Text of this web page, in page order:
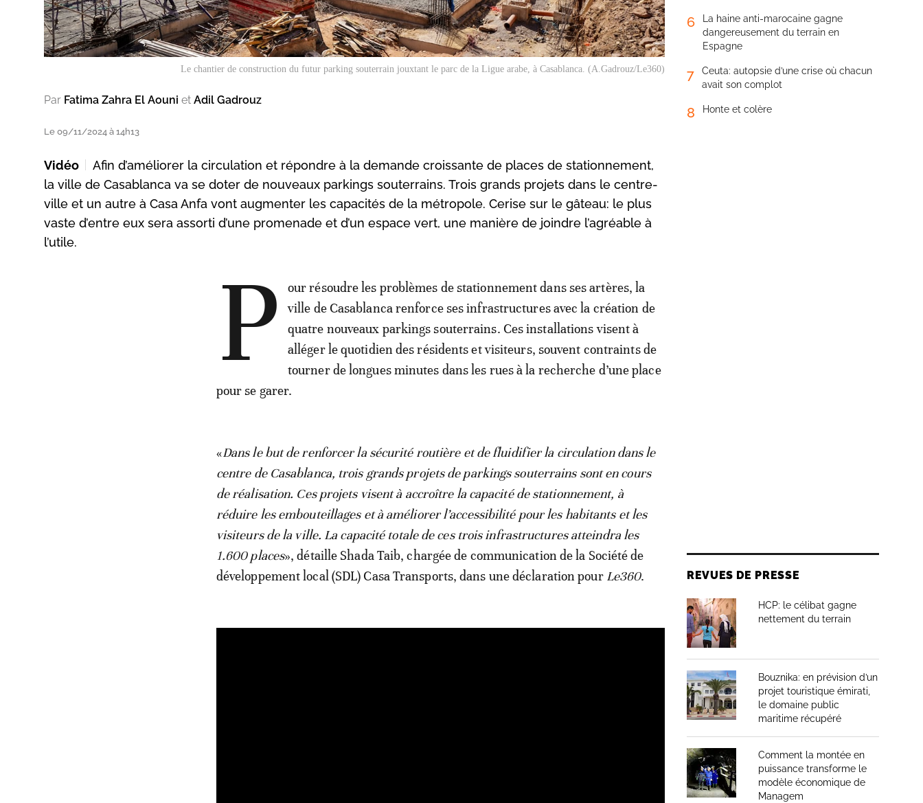
Le chantier de construction du futur parking souterrain jouxtant le parc de la Ligue arabe, à Casablanca. (A.Gadrouz/Le360)
Par Fatima Zahra El Aouni et Adil Gadrouz
Le 09/11/2024 à 14h13
Vidéo
Afin d’améliorer la circulation et répondre à la demande croissante de places de stationnement,
la ville de Casablanca va se doter de nouveaux parkings souterrains. Trois grands projets dans le centre-
ville et un autre à Casa Anfa vont augmenter les capacités de la métropole. Cerise sur le gâteau: le plus
vaste d’entre eux sera assorti d’une promenade et d’un espace vert, une manière de joindre l’agréable à
l’utile.
P
our résoudre les problèmes de stationnement dans ses artères, la
ville de Casablanca renforce ses infrastructures avec la création de
quatre nouveaux parkings souterrains. Ces installations visent à
alléger le quotidien des résidents et visiteurs, souvent contraints de
tourner de longues minutes dans les rues à la recherche d’une place
pour se garer.
«Dans le but de renforcer la sécurité routière et de fluidifier la circulation dans le
centre de Casablanca, trois grands projets de parkings souterrains sont en cours
de réalisation. Ces projets visent à accroître la capacité de stationnement, à
réduire les embouteillages et à améliorer l’accessibilité pour les habitants et les
visiteurs de la ville. La capacité totale de ces trois infrastructures atteindra les
1.600 places», détaille Shada Taib, chargée de communication de la Société de
développement local (SDL) Casa Transports, dans une déclaration pour Le360.
6
La haine anti-marocaine gagne
dangereusement du terrain en
Espagne
7
Ceuta: autopsie d’une crise où chacun
avait son complot
8 Honte et colère
REVUES DE PRESSE
HCP: le célibat gagne
nettement du terrain
Bouznika: en prévision d’un
projet touristique émirati,
le domaine public
maritime récupéré
Comment la montée en
puissance transforme le
modèle économique de
Managem